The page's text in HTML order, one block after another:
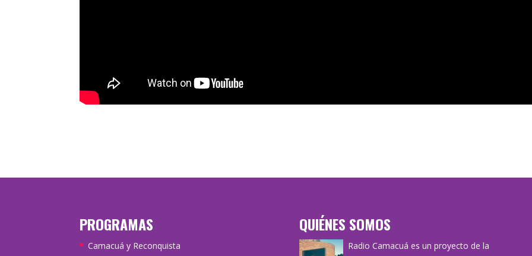
PROGRAMAS
Camacuá y Reconquista
QUIÉNES SOMOS
Radio Camacuá es un proyecto de la